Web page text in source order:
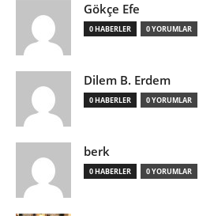
Gökçe Efe
0 HABERLER 0 YORUMLAR
Dilem B. Erdem
0 HABERLER 0 YORUMLAR
berk
0 HABERLER 0 YORUMLAR